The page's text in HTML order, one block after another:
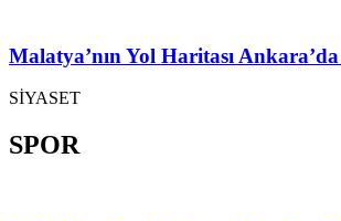
Malatya’nın Yol Haritası Ankara’da
SİYASET
SPOR